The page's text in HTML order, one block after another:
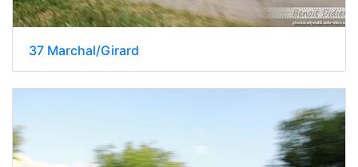
37 Marchal/Girard